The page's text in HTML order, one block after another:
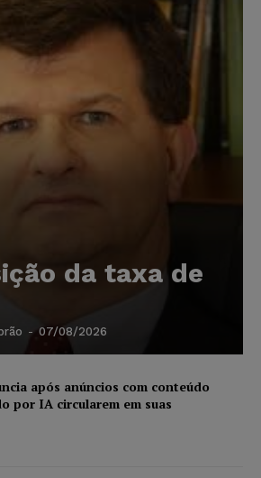
da taxa de
- 07/08/2026
após anúncios com conteúdo
por IA circularem em suas